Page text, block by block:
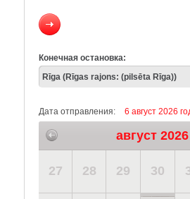
Конечная остановка:
Дата отправления: 6 август 2026
август 2026
27 28 29 30